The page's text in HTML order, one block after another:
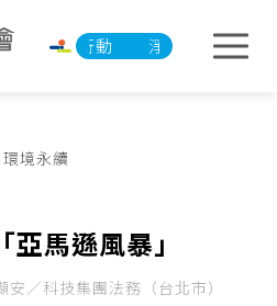
淨零承諾行動 淨零承諾行動
環境永續
馬遜風暴」
安／科技集團法務（台北市）